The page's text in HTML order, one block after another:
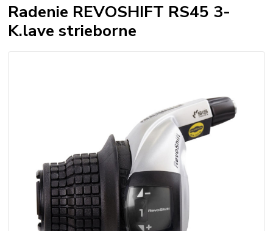
Radenie REVOSHIFT RS45 3-
K.lave strieborne